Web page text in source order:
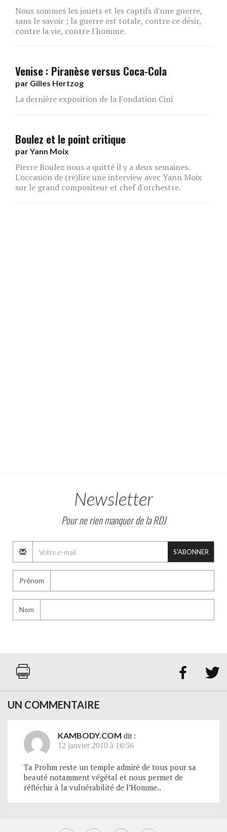
Nous sommes les jouets et les captifs d'une guerre,
sans le savoir ; la guerre est totale, contre ce désir,
contre la vie, contre l'homme.
Venise : Piranèse versus Coca-Cola
par Gilles Hertzog
La dernière exposition de la Fondation Cini
Boulez et le point critique
parYann Moix
Pierre Boulez nous a quitté il y a deux semaines.
L'occasion de (re)lire une interview avec Yann Moix
sur le grand compositeur et chef d'orchestre.
Newsletter
Pour ne rien manquer de la RDJ
S'ABONNER
Prénom
Nom
 
UN COMMENTAIRE
KAMBODY.COM dit :
12 janvier 2010 à 16:56
Ta Prohm reste un temple admiré de tous pour sa
beauté notamment végétal et nous permet de
réfléchir à la vulnérabilité de l’Homme..